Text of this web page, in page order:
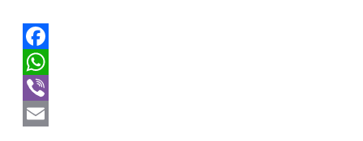
Facebook
WhatsApp
Viber